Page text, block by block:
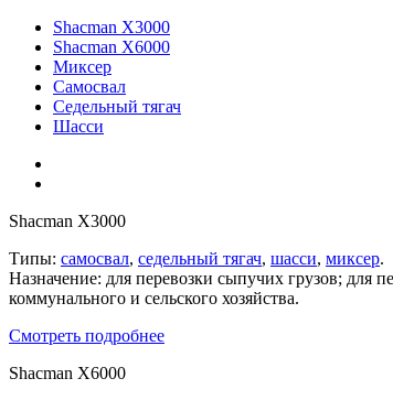
Shacman X3000
Shacman X6000
Миксер
Самосвал
Седельный тягач
Шасси
Shacman X3000
Типы: самосвал, седельный тягач, шасси, миксер.
Назначение: для перевозки сыпучих грузов; для
коммунального и сельского хозяйства.
Смотреть подробнее
Shacman X6000